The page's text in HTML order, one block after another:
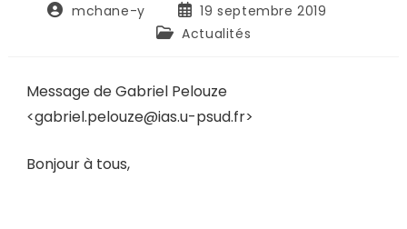
mchane-y
19 septembre 2019
Actualités
Message de Gabriel Pelouze
<gabriel.pelouze@ias.u-psud.fr>
Bonjour à tous,